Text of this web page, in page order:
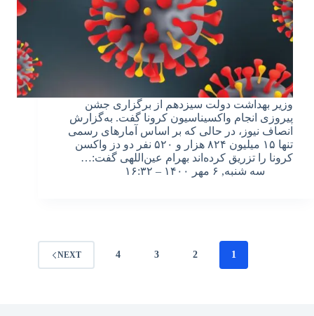
وزیر بهداشت دولت سیزدهم از برگزاری جشن
پیروزی انجام واکسیناسیون کرونا گفت. به‌گزارش
انصاف نیوز، در حالی که بر اساس آمارهای رسمی
تنها ۱۵ میلیون ۸۲۴ هزار و ۵۲۰ نفر دو دز واکسن
کرونا را تزریق کرده‌اند بهرام عین‌اللهی گفت:…
سه شنبه, ۶ مهر ۱۴۰۰ – ۱۶:۳۲
1
2
3
4
NEXT